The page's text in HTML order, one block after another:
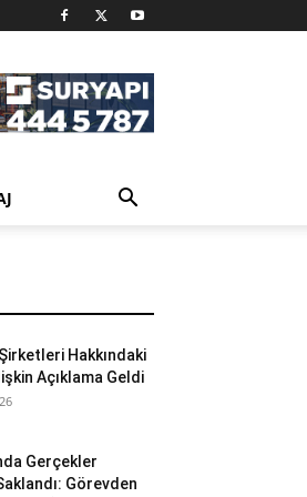
Hakkındaki
Açıklama Geldi
Gerçekler
Görevden